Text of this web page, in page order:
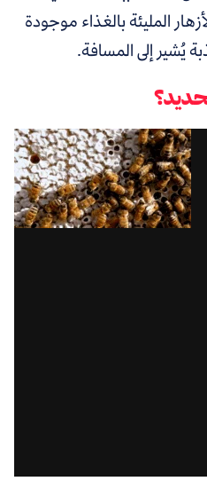
المليئة بالغذاء موجودة
يُشير إلى المسافة.